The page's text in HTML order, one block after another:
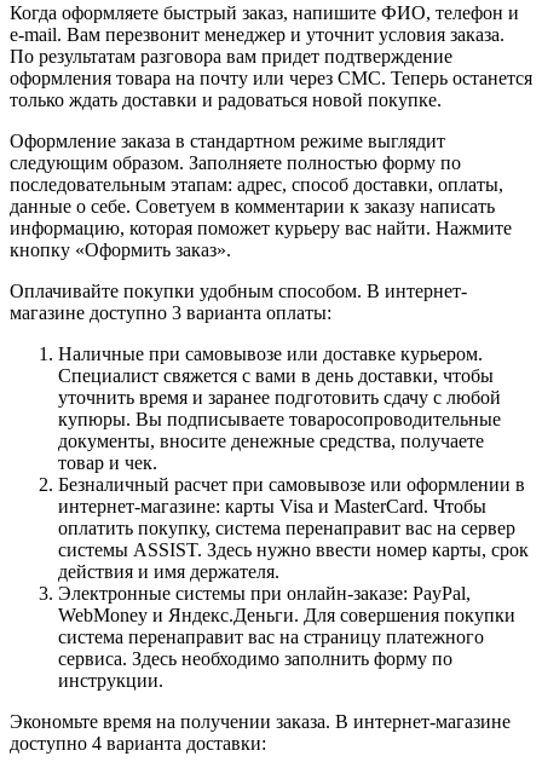
Когда оформляете быстрый заказ, напишите ФИО, телефон и
e-mail. Вам перезвонит менеджер и уточнит условия заказа.
По результатам разговора вам придет подтверждение
оформления товара на почту или через СМС. Теперь останется
только ждать доставки и радоваться новой покупке.
Оформление заказа в стандартном режиме выглядит
следующим образом. Заполняете полностью форму по
последовательным этапам: адрес, способ доставки, оплаты,
данные о себе. Советуем в комментарии к заказу написать
информацию, которая поможет курьеру вас найти. Нажмите
кнопку «Оформить заказ».
Оплачивайте покупки удобным способом. В интернет-
магазине доступно 3 варианта оплаты:
Наличные при самовывозе или доставке курьером.
Специалист свяжется с вами в день доставки, чтобы
уточнить время и заранее подготовить сдачу с любой
купюры. Вы подписываете товаросопроводительные
документы, вносите денежные средства, получаете
товар и чек.
Безналичный расчет при самовывозе или оформлении в
интернет-магазине: карты Visa и MasterCard. Чтобы
оплатить покупку, система перенаправит вас на сервер
системы ASSIST. Здесь нужно ввести номер карты, срок
действия и имя держателя.
Электронные системы при онлайн-заказе: PayPal,
WebMoney и Яндекс.Деньги. Для совершения покупки
система перенаправит вас на страницу платежного
сервиса. Здесь необходимо заполнить форму по
инструкции.
Экономьте время на получении заказа. В интернет-магазине
доступно 4 варианта доставки: